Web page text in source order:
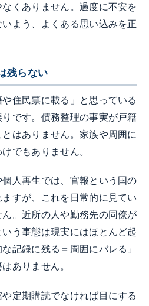
くありません。過度に不安を
よう、よくある思い込みを正
残らない
や住民票に載る」と思っている
です。債務整理の事実が戸籍
はありません。家族や周囲に
でもありません。
人再生では、官報という国の
すが、これを日常的に見てい
。近所の人や勤務先の同僚が
う事態は現実にはほとんど起
記録に残る＝周囲にバレる」
ありません。
定期購読でなければ目にする